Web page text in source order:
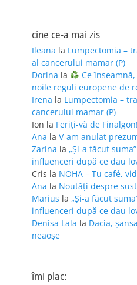
cine ce-a mai zis
Ileana la Lumpectomia –
al cancerului mamar (P)
Dorina la
Ce
noile reguli europene de
Irena la Lumpectomia –
cancerului mamar (P)
Ion la Feriţi-vă de Finalgon!
Ana la V-am anulat
Zarina la „Și-a făcut
influenceri după ce dau
Cris la NOHA – Tu café,
Ana la Noutăți despre
Marius la „Și-a făcut
influenceri după ce dau
Denisa Lala la Dacia,
neaoșe
îmi plac: